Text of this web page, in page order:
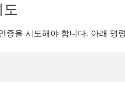
증을 시도해야 합니다. 아래 명